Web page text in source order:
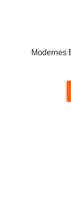
Modernes